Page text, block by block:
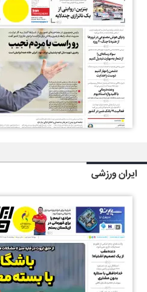
ایران ورزشی